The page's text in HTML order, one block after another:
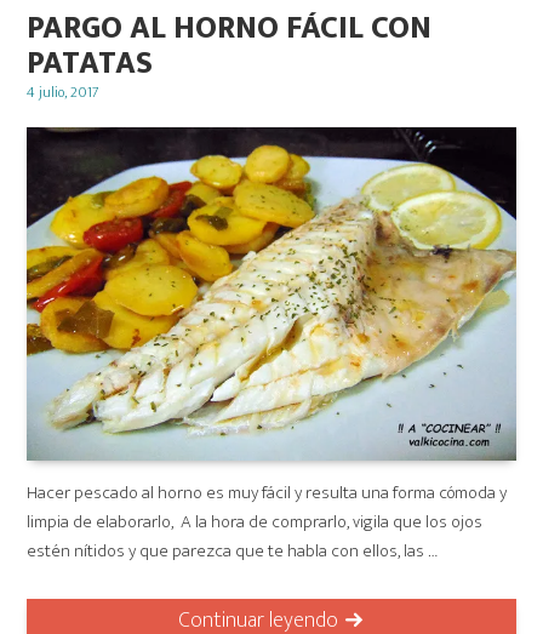
PARGO AL HORNO FÁCIL CON
PATATAS
Posted
4 julio, 2017
Hacer pescado al horno es muy fácil y resulta una forma cómoda y
limpia de elaborarlo, A la hora de comprarlo, vigila que los ojos
estén nítidos y que parezca que te habla con ellos, las …
Continuar leyendo